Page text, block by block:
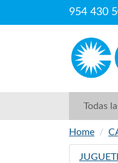
954 430
Todas
Home